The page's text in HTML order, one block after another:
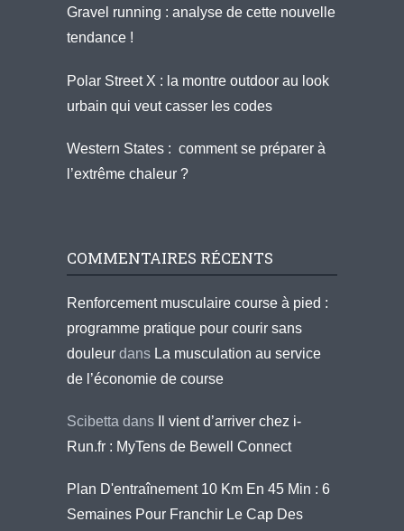
Gravel running : analyse de cette nouvelle
tendance !
Polar Street X : la montre outdoor au look
urbain qui veut casser les codes
Western States : comment se préparer à
l’extrême chaleur ?
COMMENTAIRES RÉCENTS
Renforcement musculaire course à pied :
programme pratique pour courir sans
douleur dans La musculation au service
de l’économie de course
Scibetta dans
Il vient d’arriver chez i-
Run.fr : MyTens de Bewell Connect
Plan D'entraînement 10 Km En 45 Min : 6
Semaines Pour Franchir Le Cap Des